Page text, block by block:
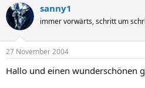
s
t
e
e
r
s
e
l
t
a
sanny1
immer vorwärts, schritt um
27 November 2004
Hallo und einen wunderschönen